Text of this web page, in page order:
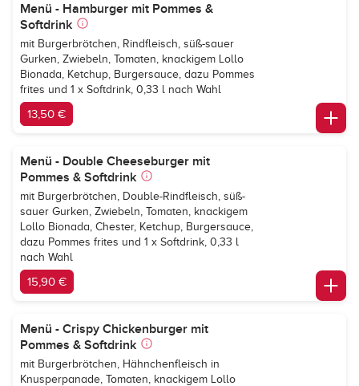
Menü - Hamburger mit Pommes &
Softdrink
mit Burgerbrötchen, Rindfleisch, süß-sauer
Gurken, Zwiebeln, Tomaten, knackigem Lollo
Bionada, Ketchup, Burgersauce, dazu Pommes
frites und 1 x Softdrink, 0,33 l nach Wahl
13,50 €
Menü - Double Cheeseburger mit
Pommes & Softdrink
mit Burgerbrötchen, Double-Rindfleisch, süß-
sauer Gurken, Zwiebeln, Tomaten, knackigem
Lollo Bionada, Chester, Ketchup, Burgersauce,
dazu Pommes frites und 1 x Softdrink, 0,33 l
nach Wahl
15,90 €
Menü - Crispy Chickenburger mit
Pommes & Softdrink
mit Burgerbrötchen, Hähnchenfleisch in
Knusperpanade, Tomaten, knackigem Lollo